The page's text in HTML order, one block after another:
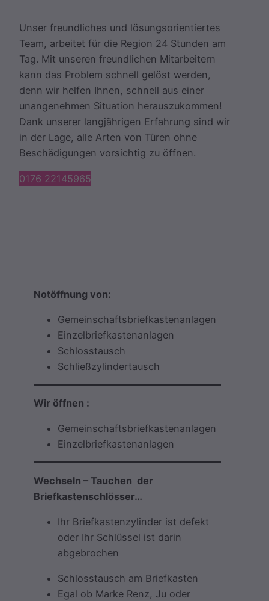
Unser freundliches und lösungsorientiertes
Team, arbeitet für die Region 24 Stunden am
Tag. Mit unseren freundlichen Mitarbeitern
kann das Problem schnell gelöst werden,
denn wir helfen Ihnen, schnell aus einer
unangenehmen Situation herauszukommen!
Dank unserer langjährigen Erfahrung sind wir
in der Lage, alle Arten von Türen ohne
Beschädigungen vorsichtig zu öffnen.
0176 22145965
Notöffnung von:
Gemeinschaftsbriefkastenanlagen
Einzelbriefkastenanlagen
Schlosstausch
Schließzylindertausch
Wir öffnen :
Gemeinschaftsbriefkastenanlagen
Einzelbriefkastenanlagen
Wechseln – Tauchen der
Briefkastenschlösser…
Ihr Briefkastenzylinder ist defekt
oder Ihr Schlüssel ist darin
abgebrochen
Schlosstausch am Briefkasten
Egal ob Marke Renz, Ju oder